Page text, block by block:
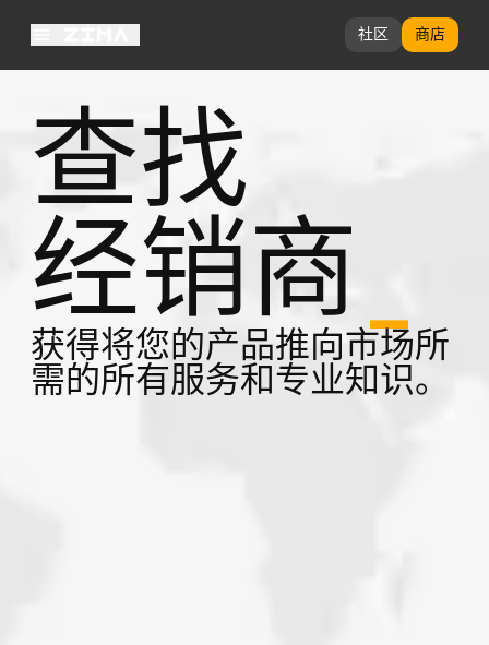
社区 商店
查找
经销商
获得将您的产品推向市场所
需的所有服务和专业知识。